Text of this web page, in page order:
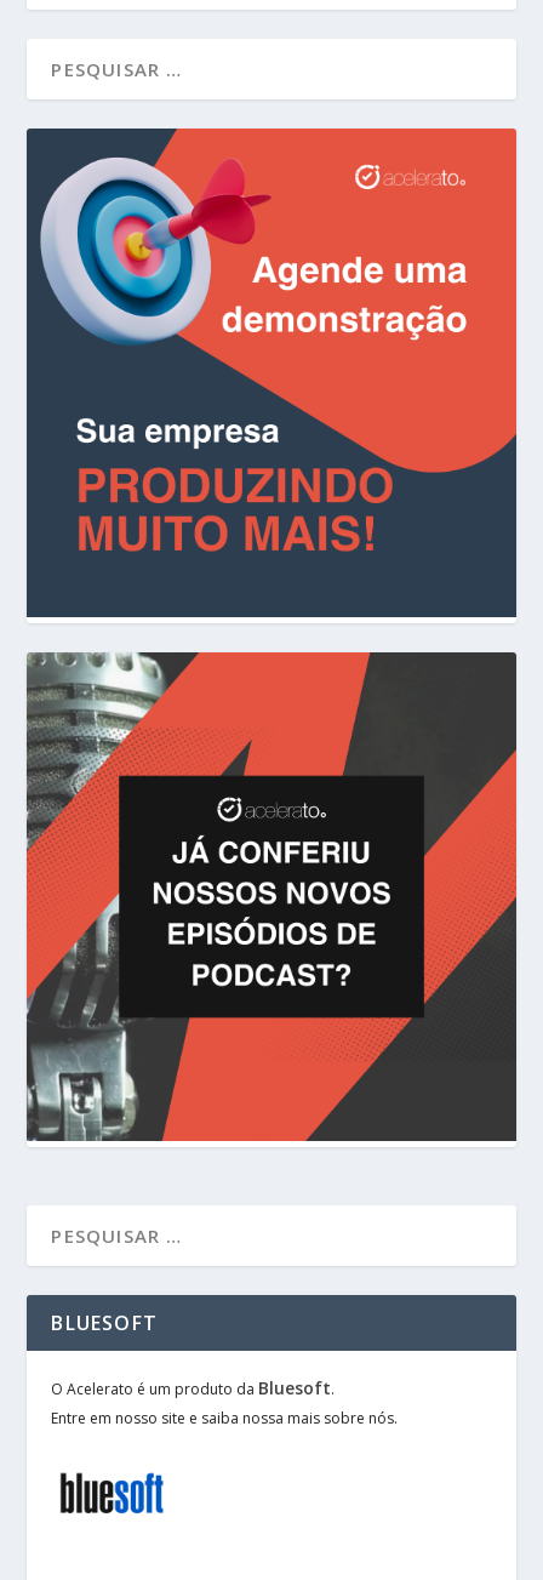
BLUESOFT
O Acelerato é um produto da Bluesoft.
Entre em nosso site e saiba nossa mais sobre nós.